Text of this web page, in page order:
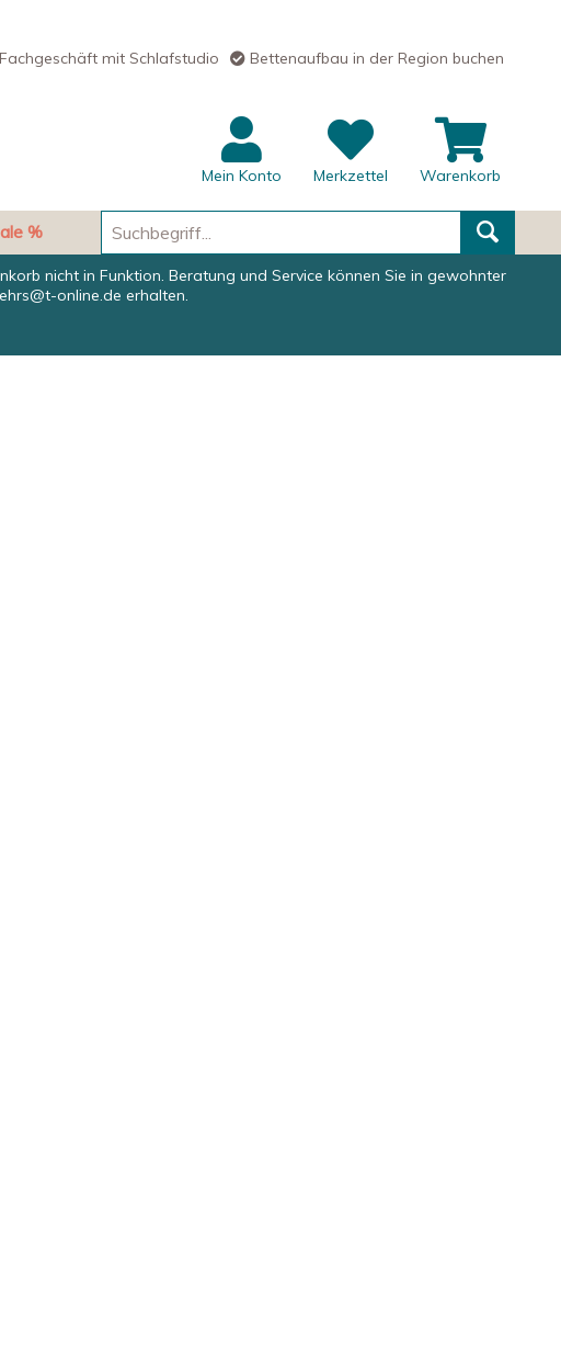
Fachgeschäft mit Schlafstudio Bettenaufbau in der Region buchen
Warenkorb
Merkzettel
Mein Konto
% Suchen
nicht in Funktion. Beratung und Service können Sie in gewohnter
online.de erhalten.